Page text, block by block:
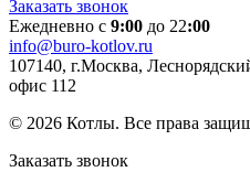
Заказать звонок
Ежедневно с 9:00 до 22:00
info@buro-kotlov.ru
107140, г.Москва,
офис 112
© 2026 Котлы. Все права
Заказать звонок